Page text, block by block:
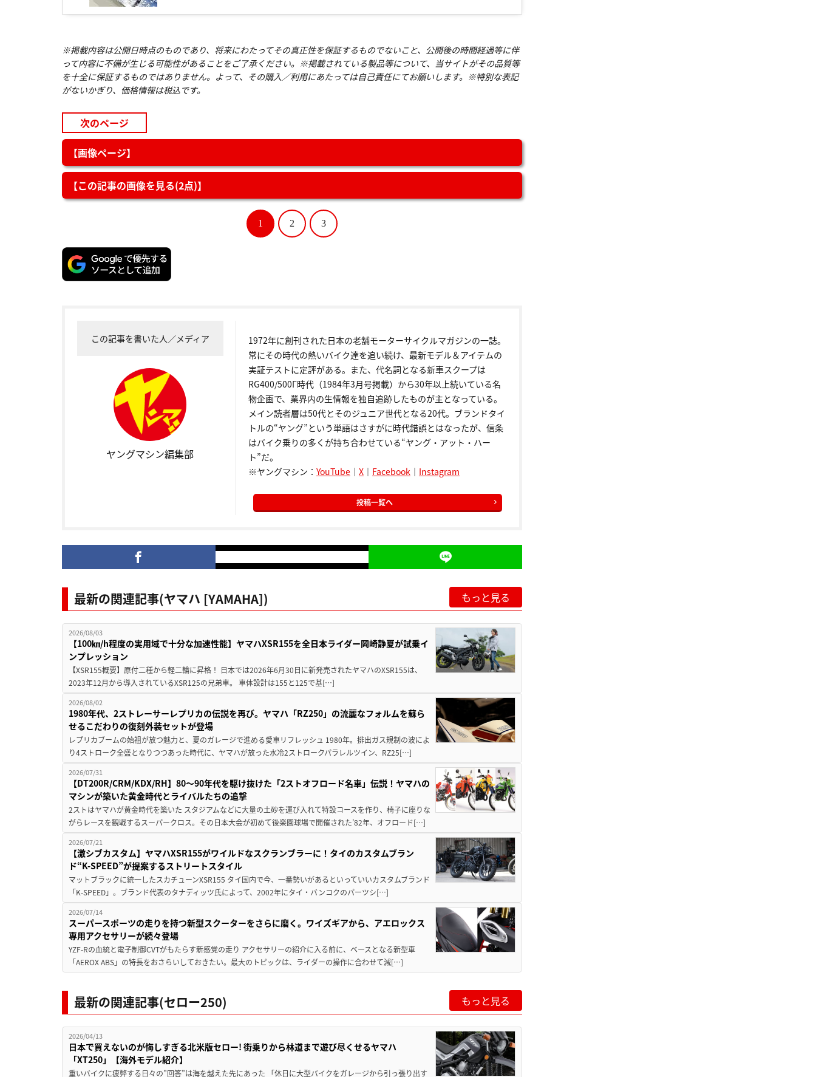
※掲載内容は公開日時点のものであり、将来にわたってその真正性を保証するものでないこと、公開後の時間経過等に伴
って内容に不備が生じる可能性があることをご了承ください。※掲載されている製品等について、当サイトがその品質等
を十全に保証するものではありません。よって、その購入／利用にあたっては自己責任にてお願いします。※特別な表記
がないかぎり、価格情報は税込です。
次のページ
【画像ページ】
【この記事の画像を見る(2点)】
1 2 3
この記事を書いた人／メディア
ヤングマシン編集部
1972年に創刊された日本の老舗モーターサイクルマガジンの一誌。
常にその時代の熱いバイク達を追い続け、最新モデル＆アイテムの
実証テストに定評がある。また、代名詞となる新車スクープは
RG400/500Γ時代（1984年3月号掲載）から30年以上続いている名
物企画で、業界内の生情報を独自追跡したものが主となっている。
メイン読者層は50代とそのジュニア世代となる20代。ブランドタイ
トルの“ヤング”という単語はさすがに時代錯誤とはなったが、信条
はバイク乗りの多くが持ち合わせている“ヤング・アット・ハー
ト”だ。
※ヤングマシン： YouTube｜ X｜ Facebook ｜ Instagram
投稿一覧へ
最新の関連記事(ヤマハ [YAMAHA]) もっと見る
2026/08/03
【100㎞/h程度の実用域で十分な加速性能】ヤマハXSR155を全日本ライダー岡崎静夏が試乗イ
ンプレッション
【XSR155概要】原付二種から軽二輪に昇格！ 日本では2026年6月30日に新発売されたヤマハのXSR155は、
2023年12月から導入されているXSR125の兄弟車。 車体設計は155と125で基[…]
2026/08/02
1980年代、2ストレーサーレプリカの伝説を再び。ヤマハ「RZ250」の流麗なフォルムを蘇ら
せるこだわりの復刻外装セットが登場
レプリカブームの始祖が放つ魅力と、夏のガレージで進める愛車リフレッシュ 1980年。排出ガス規制の波によ
り4ストローク全盛となりつつあった時代に、ヤマハが放った水冷2ストロークパラレルツイン、RZ25[…]
2026/07/31
【DT200R/CRM/KDX/RH】80〜90年代を駆け抜けた「2ストオフロード名車」伝説！ヤマハの
マシンが築いた黄金時代とライバルたちの追撃
2ストはヤマハが黄金時代を築いた スタジアムなどに大量の土砂を運び入れて特設コースを作り、椅子に座りな
がらレースを観戦するスーパークロス。その日本大会が初めて後楽園球場で開催された’82年、オフロード[…]
2026/07/21
【激シブカスタム】ヤマハXSR155がワイルドなスクランブラーに！タイのカスタムブラン
ド“K-SPEED”が提案するストリートスタイル
マットブラックに統一したスカチューンXSR155 タイ国内で今、一番勢いがあるといっていいカスタムブランド
「K-SPEED」。ブランド代表のタナディッツ氏によって、2002年にタイ・バンコクのパーツシ[…]
2026/07/14
スーパースポーツの走りを持つ新型スクーターをさらに磨く。ワイズギアから、アエロックス
専用アクセサリーが続々登場
YZF-Rの血統と電子制御CVTがもたらす新感覚の走り アクセサリーの紹介に入る前に、ベースとなる新型車
「AEROX ABS」の特長をおさらいしておきたい。最大のトピックは、ライダーの操作に合わせて減[…]
最新の関連記事(セロー250) もっと見る
2026/04/13
日本で買えないのが悔しすぎる北米版セロー! 街乗りから林道まで遊び尽くせるヤマハ
「XT250」【海外モデル紹介】
重いバイクに疲弊する日々の”回答”は海を越えた先にあった 「休日に大型バイクをガレージから引っ張り出す